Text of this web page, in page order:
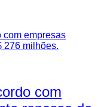
com